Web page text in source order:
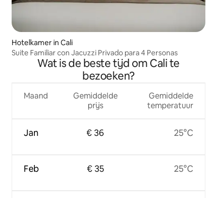
Hotelkamer in Cali
Suite Familiar con Jacuzzi Privado para 4 Personas
Wat is de beste tijd om Cali te
bezoeken?
Maand
Jan
Feb
Gemiddelde
prijs
€ 36
€ 35
Gemiddelde
temperatuur
25°C
25°C